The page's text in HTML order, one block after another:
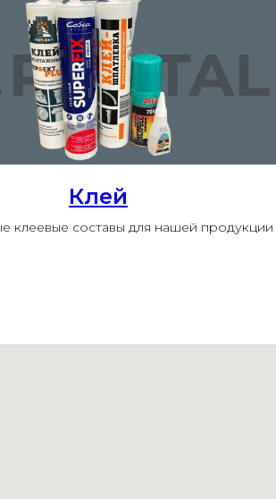
Клей
клеевые составы для нашей продукции